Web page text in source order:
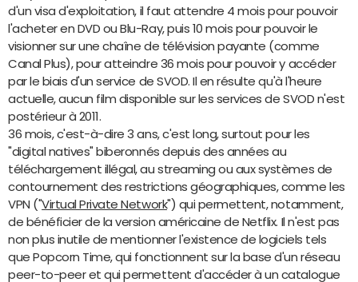
d'un visa d'exploitation, il faut attendre 4 mois pour pouvoir
l'acheter en DVD ou Blu-Ray, puis 10 mois pour pouvoir le
visionner sur une chaîne de télévision payante (comme
Canal Plus), pour atteindre 36 mois pour pouvoir y accéder
par le biais d'un service de SVOD. Il en résulte qu'à l'heure
actuelle, aucun film disponible sur les services de SVOD n'est
postérieur à 2011.
36 mois, c'est-à-dire 3 ans, c'est long, surtout pour les
"digital natives" biberonnés depuis des années au
téléchargement illégal, au streaming ou aux systèmes de
contournement des restrictions géographiques, comme les
VPN ("Virtual Private Network") qui permettent, notamment,
de bénéficier de la version américaine de Netflix. Il n'est pas
non plus inutile de mentionner l'existence de logiciels tels
que Popcorn Time, qui fonctionnent sur la base d'un réseau
peer-to-peer et qui permettent d'accéder à un catalogue